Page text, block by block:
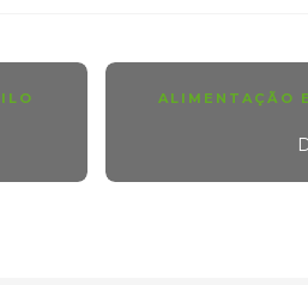
ALIMENTAÇÃO